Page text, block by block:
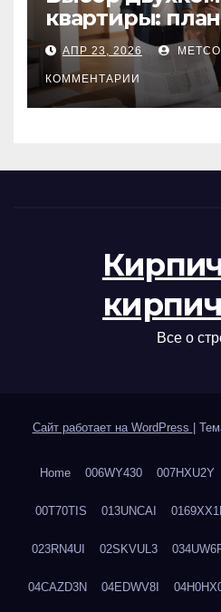
квартиры:
состояние
проверка
АПР 23, 2026
КОММЕНТАРИИ
Все о
Сайт работает на WordPress
Home 006WY430 007HXU2Y
00T70TIS 013UNCAI
023RN4UI 02SKVUL3
04CAZD3N 04EDWV8I